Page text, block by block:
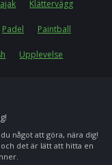
Klättervägg
Padel Paintball
Upplevelse
något att göra, nära dig!
det är lätt att hitta en